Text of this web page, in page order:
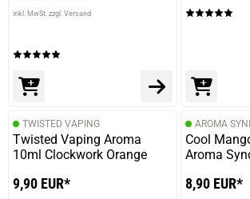
5 reichen auch, dann ist es nicht ganz so
Andreas J.
verifizierter Onlinekauf.
5 reichen auch, dann ist es nicht ganz so
aber trotzdem hervorragend. Kann man
inkl. MwSt. zzgl. Versand
TWISTED VAPING
Twisted Vaping Aroma
10ml Clockwork Orange
9,90 EUR*
AROMA
Cool
Aroma
8,90 EUR*